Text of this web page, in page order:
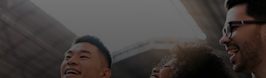
Para innovadores
Noticias y tendencias